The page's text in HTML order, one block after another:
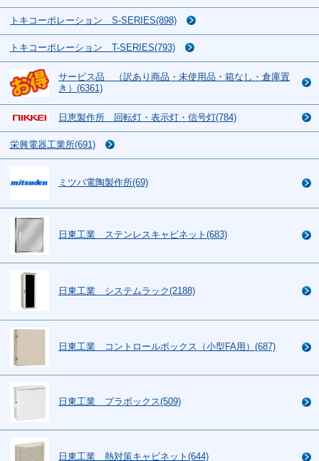
トキコーポレーション S-SERIES(898)
トキコーポレーション T-SERIES(793)
サービス品 （訳あり商品・未使用品・箱なし・倉庫置
き）(6361)
日恵製作所 回転灯・表示灯・信号灯(784)
栄興電器工業所(691)
ミツバ電陶製作所(69)
日東工業 ステンレスキャビネット(683)
日東工業 システムラック(2188)
日東工業 コントロールボックス（小型FA用）(687)
日東工業 プラボックス(509)
日東工業 熱対策キャビネット(644)